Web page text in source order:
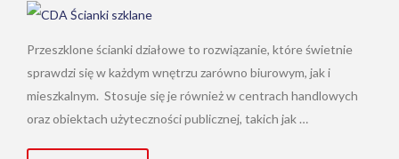
Przeszklone ścianki działowe to rozwiązanie, które świetnie
sprawdzi się w każdym wnętrzu zarówno biurowym, jak i
mieszkalnym. Stosuje się je również w centrach handlowych
oraz obiektach użyteczności publicznej, takich jak …